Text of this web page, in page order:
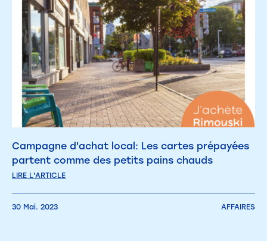
Campagne d'achat local: Les cartes prépayées
partent comme des petits pains chauds
LIRE L'ARTICLE
30 Mai. 2023 AFFAIRES